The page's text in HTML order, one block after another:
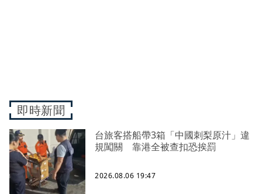
即時新聞
台旅客搭船帶3箱「中國刺梨原汁」違
規闖關 靠港全被查扣恐挨罰
2026.08.06 19:47